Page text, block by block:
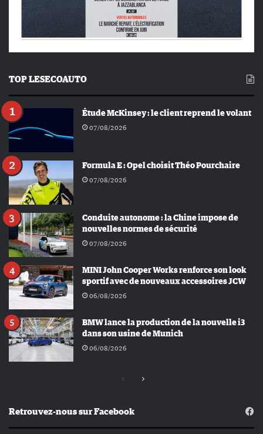
TOP LESECOAUTO
Étude McKinsey : le client reprend le volant
07/08/2026
Formula E : Opel choisit Théo Pourchaire
07/08/2026
Conduite autonome : la Chine impose de
nouvelles normes de sécurité
07/08/2026
MINI John Cooper Works renforce son look
sportif avec de nouveaux accessoires JCW
06/08/2026
BMW lance la production de la nouvelle i3
dans son usine de Munich
06/08/2026
Page
Page
Retrouvez-nous sur Facebook